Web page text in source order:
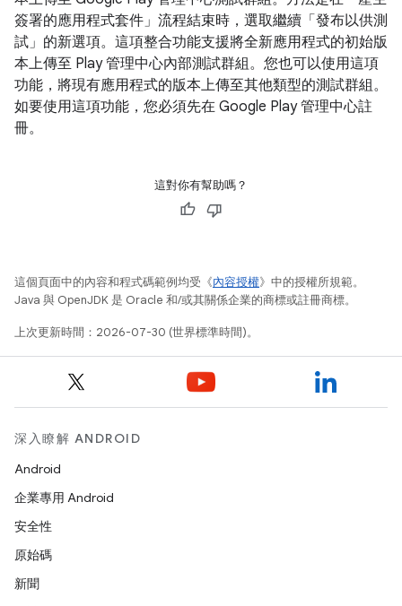
簽署的應用程式套件」流程結束時，選取繼續「發布以供測
試」的新選項。這項整合功能支援將全新應用程式的初始版
本上傳至 Play 管理中心內部測試群組。您也可以使用這項
功能，將現有應用程式的版本上傳至其他類型的測試群組。
如要使用這項功能，您必須先在 Google Play 管理中心註
冊。
這對你有幫助嗎？
這個頁面中的內容和程式碼範例均受《內容授權》中的授權所規範。
Java 與 OpenJDK 是 Oracle 和/或其關係企業的商標或註冊商標。
上次更新時間：2026-07-30 (世界標準時間)。
深入瞭解 ANDROID
Android
企業專用 Android
安全性
原始碼
新聞